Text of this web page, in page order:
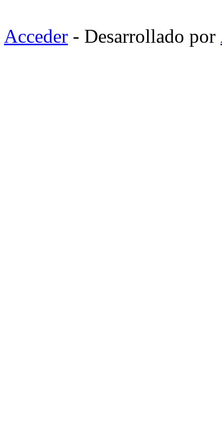
Acceder - Desarrollado por